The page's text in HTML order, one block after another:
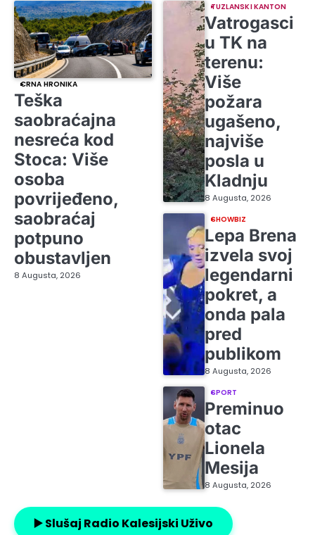
CRNA HRONIKA
Teška
saobraćajna
nesreća kod
Stoca: Više
osoba
povrijeđeno,
saobraćaj
potpuno
obustavljen
8 Augusta, 2026
TUZLANSKI KANTON
Vatrogasci
u TK na
terenu:
Više
požara
ugašeno,
najviše
posla u
Kladnju
8 Augusta, 2026
SHOWBIZ
Lepa Brena
izvela svoj
legendarni
pokret, a
onda pala
pred
publikom
8 Augusta, 2026
SPORT
Preminuo
otac
Lionela
Mesija
8 Augusta, 2026
▶️ Slušaj Radio Kalesijski Uživo